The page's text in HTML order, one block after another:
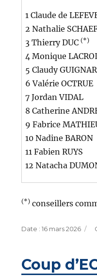
1 Claude de
2 Nathalie
3 Thierry DUC (*)
4 Monique
5 Claudy
6 Valérie OCTRUE
7 Jordan VIDAL
8 Catherine
9 Fabrice
10 Nadine BARON
11 Fabien RUYS
12 Natacha
(*)conseillers
Publié
16 mars 2026
Coup